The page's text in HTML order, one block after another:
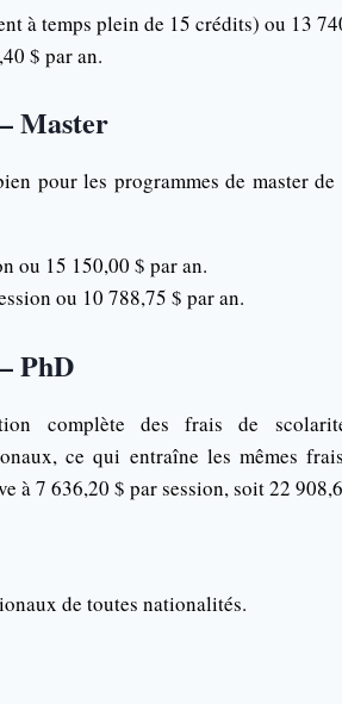
à temps plein de 15 crédits) ou 13
$ par an.
Master
pour les programmes de master
ou 15 150,00 $ par an.
ou 10 788,75 $ par an.
PhD
complète des frais de
ce qui entraîne les mêmes
à 7 636,20 $ par session, soit 22
de toutes nationalités.